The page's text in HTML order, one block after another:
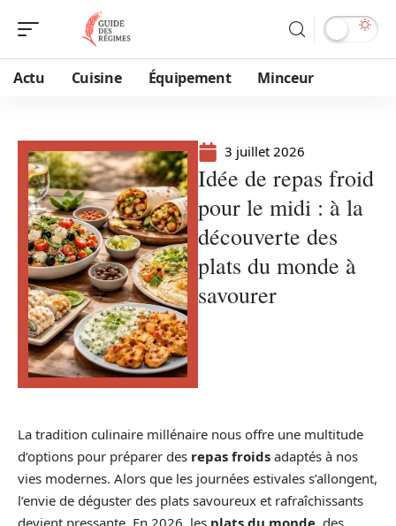
Actu Cuisine Équipement Minceur
3 juillet 2026
Idée de repas froid
pour le midi : à la
découverte des
plats du monde à
savourer
La tradition culinaire millénaire nous offre une multitude
d’options pour préparer des repas froids adaptés à nos
vies modernes. Alors que les journées estivales s’allongent,
l’envie de déguster des plats savoureux et rafraîchissants
devient pressante. En 2026, les plats du monde, des